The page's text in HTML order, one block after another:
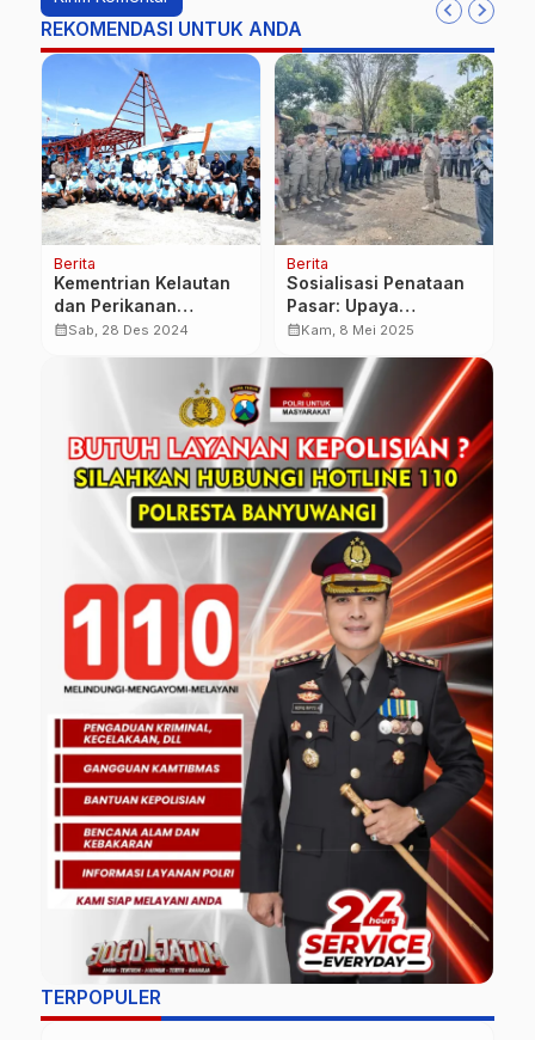
REKOMENDASI UNTUK ANDA
Berita
Kementrian Kelautan
dan Perikanan
Serahkan Dua Kapal
calendar_monthSab, 28 Des 2024
Berita
Sosialisasi Penataan
Pasar: Upaya
Kabupaten
Lingkungan Tertib dan
Indah
calendar_monthKam, 8 Mei 2025
TERPOPULER